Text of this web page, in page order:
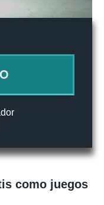
como juegos